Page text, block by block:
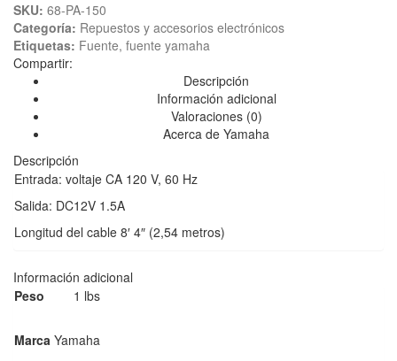
SKU: 68-PA-150
Categoría: Repuestos y accesorios electrónicos
Etiquetas: Fuente, fuente yamaha
Compartir:
Descripción
Información adicional
Valoraciones (0)
Acerca de Yamaha
Descripción
Entrada: voltaje CA 120 V, 60 Hz
Salida: DC12V 1.5A
Longitud del cable 8′ 4″ (2,54 metros)
Información adicional
Peso
1 lbs
Marca Yamaha